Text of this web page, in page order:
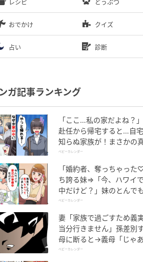
レシピ どうぶつ
おでかけ クイズ
占い 診断
ガ記事ランキング
「ここ…私の家だよね？
赴任から帰宅すると…自
知らぬ家族が！まさかの
は！？
ベビーカレンダー
「婚約者、奪っちゃった
ち誇る妹⇒「今、ハワイ
中だけど？」妹のとんで
勘違いとは
ベビーカレンダー
妻「家族で過ごすため義
当分行きません」孫差別
母に断ると→義母「じゃ
は…」妻絶句＜こどおじ
ベビーカレンダー